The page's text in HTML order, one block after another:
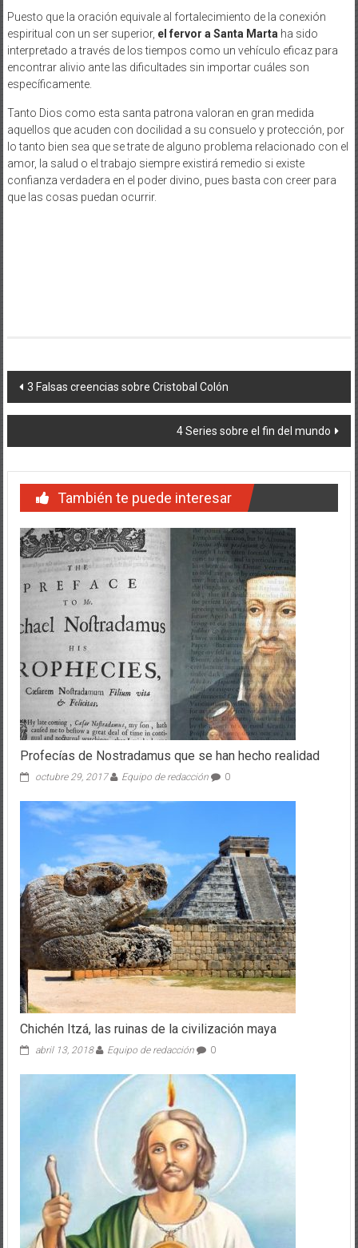
Puesto que la oración equivale al fortalecimiento de la conexión
espiritual con un ser superior, el fervor a Santa Martaha sido
interpretado a través de los tiempos como un vehículo eficaz para
encontrar alivio ante las dificultades sin importar cuáles son
específicamente.
Tanto Dios como esta santa patrona valoran en gran medida
aquellos que acuden con docilidad a su consuelo y protección, por
lo tanto bien sea que se trate de alguno problema relacionado con el
amor, la salud o el trabajo siempre existirá remedio si existe
confianza verdadera en el poder divino, pues basta con creer para
que las cosas puedan ocurrir.
Navegación
de
entradas
3 Falsas creencias sobre Cristobal Colón
4 Series sobre el fin del mundo
También te puede interesar
Profecías de Nostradamus que se han hecho realidad
octubre 29, 2017 Equipo de redacción 0
Chichén Itzá, las ruinas de la civilización maya
abril 13, 2018 Equipo de redacción 0